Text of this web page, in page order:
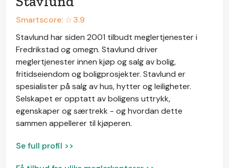
Smartscore: ☆3.9
Stavlund har siden 2001 tilbudt meglertjenester i
Fredrikstad og omegn. Stavlund driver
meglertjenester innen kjøp og salg av bolig,
fritidseiendom og boligprosjekter. Stavlund er
spesialister på salg av hus, hytter og leiligheter.
Selskapet er opptatt av boligens uttrykk,
egenskaper og særtrekk - og hvordan dette
sammen appellerer til kjøperen.
Se full profil >>